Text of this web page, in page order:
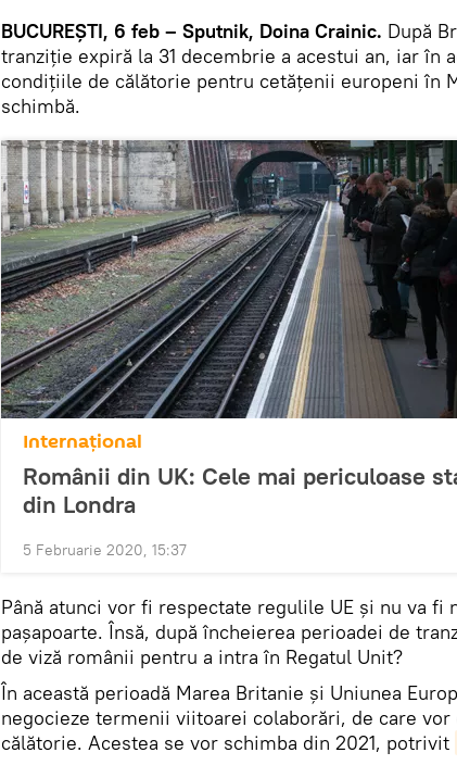
BUCUREŞTI, 6 feb – Sputnik, Doina Crainic. După
tranziție expiră la 31 decembrie a acestui an, iar în
condițiile de călătorie pentru cetăţenii europeni în
schimbă.
Internaţional
Românii din UK: Cele mai periculoase
din Londra
5 Februarie 2020, 15:37
Până atunci vor fi respectate regulile UE şi nu va fi
pașapoarte. Însă, după încheierea perioadei de
de viză românii pentru a intra în Regatul Unit?
În această perioadă Marea Britanie și Uniunea
negocieze termenii viitoarei colaborări, de care
călătorie. Acestea se vor schimba din 2021, potrivit